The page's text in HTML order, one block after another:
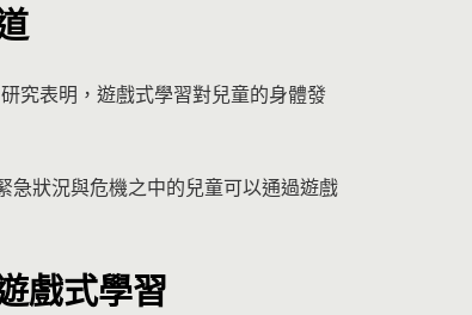
究表明，遊戲式學習對兒童的身體發
急狀況與危機之中的兒童可以通過遊戲
戲式學習